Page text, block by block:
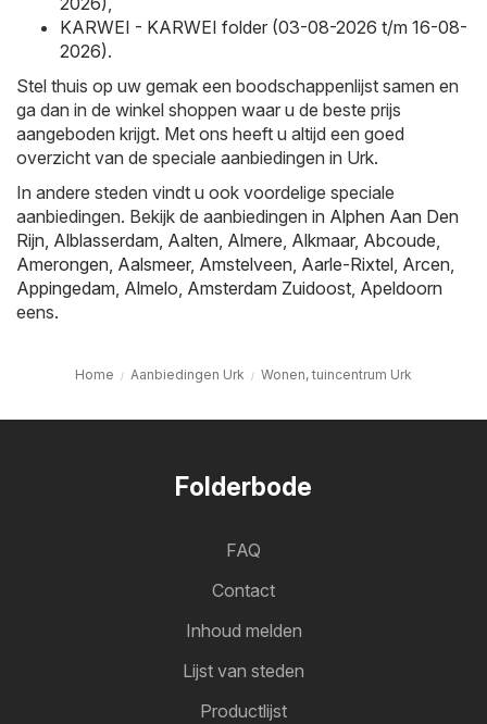
KARWEI - KARWEI folder (03-08-2026 t/m 16-08-
2026).
Stel thuis op uw gemak een boodschappenlijst samen en
ga dan in de winkel shoppen waar u de beste prijs
aangeboden krijgt. Met ons heeft u altijd een goed
overzicht van de speciale aanbiedingen in Urk.
In andere steden vindt u ook voordelige speciale
aanbiedingen. Bekijk de aanbiedingen in Alphen Aan Den
Rijn Alblasserdam Aalten Almere Alkmaar, Abcoude
Amerongen Aalsmeer, Amstelveen Aarle-Rixtel Arcen
Appingedam Almelo Amsterdam Zuidoost Apeldoorn
eens.
Home Aanbiedingen Urk Wonen, tuincentrum Urk
Folderbode
FAQ
Contact
Inhoud melden
Lijst van steden
Productlijst